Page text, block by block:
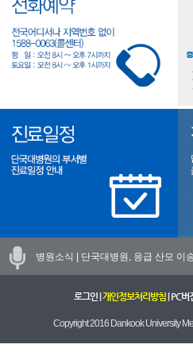
병원소식 | 단국대병원, 응급 산모 이
로그인| 개인정보처리방침| PC버
Copyright 2016 Dankook University